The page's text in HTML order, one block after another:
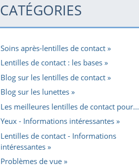
CATÉGORIES
Soins après-lentilles de contact
Lentilles de contact : les bases
Blog sur les lentilles de contact
Blog sur les lunettes
Les meilleures lentilles de contact pour...
Yeux - Informations intéressantes
Lentilles de contact - Informations
intéressantes
Problèmes de vue